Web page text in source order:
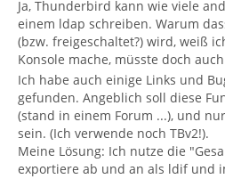
Ja, Thunderbird kann wie viele
einem ldap schreiben. Warum
(bzw. freigeschaltet?) wird, weiß
Konsole mache, müsste doch
Ich habe auch einige Links und
gefunden. Angeblich soll diese
(stand in einem Forum ...), und
sein. (Ich verwende noch TBv2!).
Meine Lösung: Ich nutze die
exportiere ab und an als ldif und